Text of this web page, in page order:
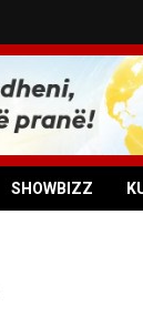
SHOWBIZZ